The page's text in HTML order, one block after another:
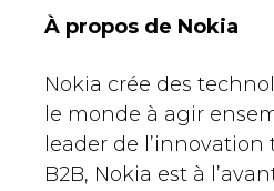
À propos de Nokia
Nokia crée des
le monde à agir
leader de
B2B, Nokia est à